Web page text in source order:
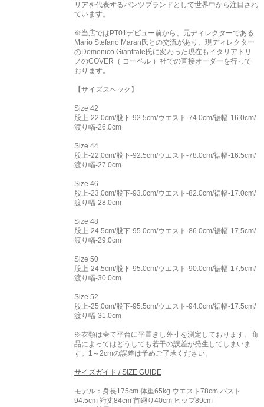
リアを代表するパンツブランドとして世界中から注目され
ています。
※当店ではPT01デビュー前から、元ディレクターである
Mario Stefano Maran氏との交流があり、現ディレクター
のDomenico Gianfrate氏に変わった現在もイタリアトリ
ノのCOVER（ コーベル ）社での直接オーダーを行って
おります。
【サイズスペック】
Size 42
股上-22.0cm/股下-92.5cm/ウエスト-74.0cm/裾幅-16.0cm/
渡り幅-26.0cm
Size 44
股上-22.0cm/股下-92.5cm/ウエスト-78.0cm/裾幅-16.5cm/
渡り幅-27.0cm
Size 46
股上-23.0cm/股下-93.0cm/ウエスト-82.0cm/裾幅-17.0cm/
渡り幅-28.0cm
Size 48
股上-24.5cm/股下-95.0cm/ウエスト-86.0cm/裾幅-17.5cm/
渡り幅-29.0cm
Size 50
股上-24.5cm/股下-95.0cm/ウエスト-90.0cm/裾幅-17.5cm/
渡り幅-30.0cm
Size 52
股上-25.0cm/股下-95.5cm/ウエスト-94.0cm/裾幅-17.5cm/
渡り幅-31.0cm
※衣類は全て平台に平置きし外寸を測定しております。商
品によってはどうしても若干の誤差が発生してしまいま
す。1～2cmの誤差は予めご了承ください。
サイズガイド / SIZE GUIDE
モデル：身長175cm 体重65kg ウエスト78cm バスト
94.5cm 裄丈84cm 首廻り40cm ヒップ89cm